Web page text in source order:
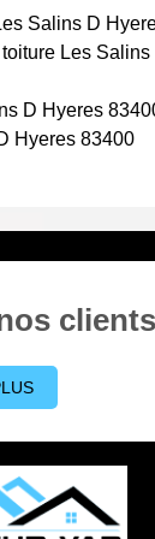
de jour
diagnostic de
Salins D
Les Salins
D Hyeres
Hyeres 83400
clients